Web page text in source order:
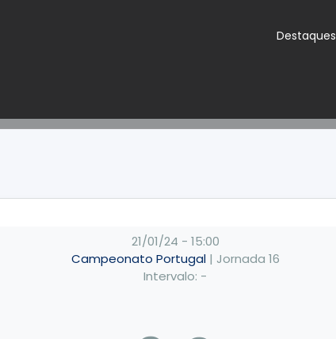
Destaques
21/01/24 - 15:00
Campeonato Portugal | Jornada 16
Intervalo: -